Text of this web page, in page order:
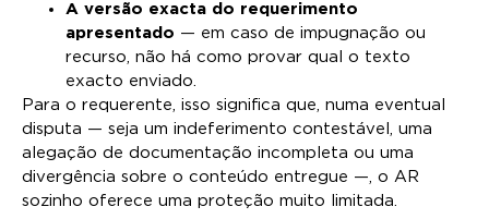
A versão exacta do requerimento
apresentado — em caso de impugnação ou
recurso, não há como provar qual o texto
exacto enviado.
Para o requerente, isso significa que, numa eventual
disputa — seja um indeferimento contestável, uma
alegação de documentação incompleta ou uma
divergência sobre o conteúdo entregue —, o AR
sozinho oferece uma proteção muito limitada.